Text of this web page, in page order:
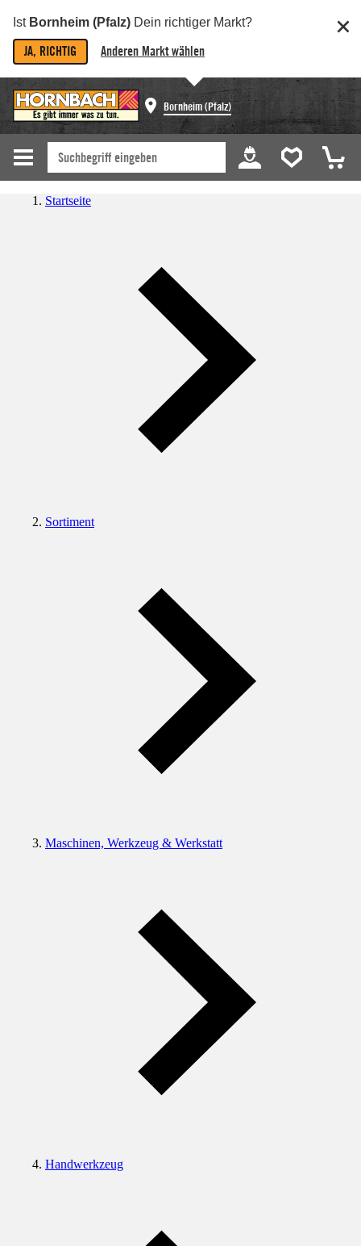
Ist Bornheim (Pfalz) Dein richtiger Markt?
JA, RICHTIG Anderen Markt wählen
Bornheim (Pfalz)
Startseite
Sortiment
Maschinen, Werkzeug & Werkstatt
Handwerkzeug